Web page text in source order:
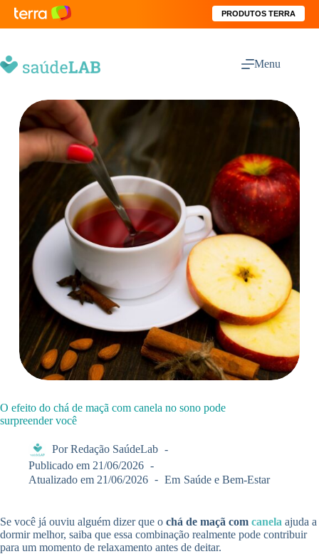
PRODUTOS TERRA
Menu
O efeito do chá de maçã com canela no sono pode
surpreender você
Por Redação SaúdeLab
Publicado em 21/06/2026
Atualizado em 21/06/2026 Em Saúde e Bem-Estar
Se você já ouviu alguém dizer que o chá de maçã com canela ajuda a
dormir melhor, saiba que essa combinação realmente pode contribuir
para um momento de relaxamento antes de deitar.